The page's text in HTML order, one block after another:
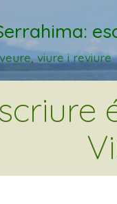
viure i reviure